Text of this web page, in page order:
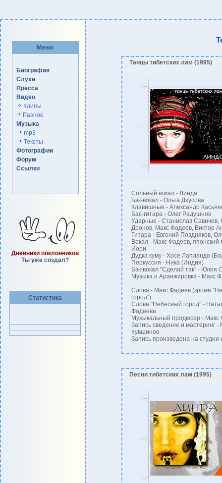
Меню
Биография
Слухи
Пресса
Видео
Клипы
Разное
Музыка
mp3
Тексты
Фотографии
Форум
Ссылки
Дневники поклонников
Ты уже создал?
Статистика
Танцы тибетских лам (1995)
Сольный вокал - Линда
Бэк-вокал - Ольга Дзусова
Клавишные - Александр
Бас-гитара - Олег Радушнов
Ударные - Станислав Савичев,
Дронов, Макс Фадеев, Виктор
Гитара - Евгений Поздняков,
Вокал - Макс Фадеев, японский
Иори
Дудка куму - Хосе Лапландо
Перкуссия - Ника (Индия)
Бэк-вокал "Сделай так" - Юлия
Музыка и Аранжировка - Макс
Слова - Макс Фадеев (кроме
город")
Слова "Небесный город" -
Фадеева
Музыкальный продюсер - Макс
Запись сведение и мастеринг -
Кувшинов
Запись произведена на студии
Песни тибетских лам (1995)